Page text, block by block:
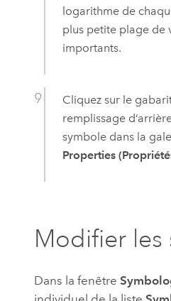
logarithme de
plus petite plage de
importants.
Cliquez sur le
remplissage
symbole dans la
Properties
Modifier
Dans la fenêtre